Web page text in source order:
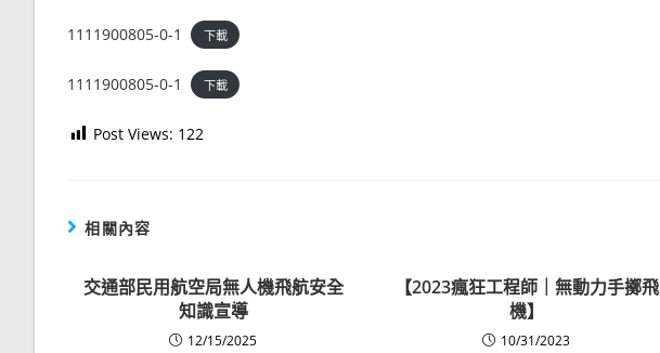
1111900805-0-1 下載
1111900805-0-1 下載
Post Views: 122
相關內容
交通部民用航空局無人機飛航安全
知識宣導
12/15/2025
【2023瘋狂工程師｜無動力手擲飛
機】
10/31/2023